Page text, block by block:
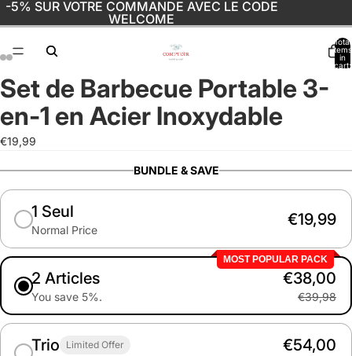
-5% SUR VOTRE COMMANDE AVEC LE CODE
WELCOME
Total
items
in
cart:
Open
image
in
full
screen
Open
image
in
full
screen
Open
image
in
full
screen
Open
image
in
full
screen
Open
image
in
full
screen
Open
image
in
full
screen
Open
image
in
full
screen
Open
image
in
full
screen
Open
image
in
full
screen
Open
image
in
full
screen
Set de Barbecue Portable 3-
en-1 en Acier Inoxydable
€19,99
BUNDLE & SAVE
1 Seul
Normal Price
€19,99
MOST POPULAR PACK
2 Articles
You save 5%.
€38,00
€39,98
Trio Limited Offer €54,00